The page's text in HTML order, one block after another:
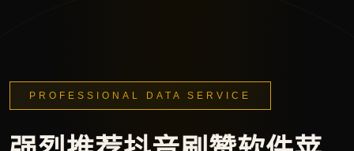
PROFESSIONAL DATA SERVICE